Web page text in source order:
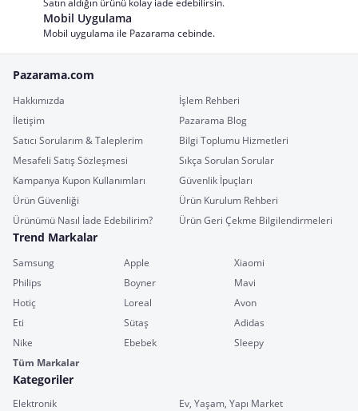
Satın aldığın ürünü kolay iade edebilirsin.
Mobil Uygulama
Mobil uygulama ile Pazarama cebinde.
Pazarama.com
Hakkımızda
İşlem Rehberi
İletişim
Pazarama Blog
Satıcı Sorularım & Taleplerim
Bilgi Toplumu Hizmetleri
Mesafeli Satış Sözleşmesi
Sıkça Sorulan Sorular
Kampanya Kupon Kullanımları
Güvenlik İpuçları
Ürün Güvenliği
Ürün Kurulum Rehberi
Ürünümü Nasıl İade Edebilirim?
Ürün Geri Çekme Bilgilendirmeleri
Trend Markalar
Samsung Apple
Xiaomi
Philips
Boyner
Mavi
Hotiç
Loreal
Avon
Eti
Sütaş
Adidas
Nike
Ebebek
Sleepy
Tüm Markalar
Kategoriler
Elektronik
Ev, Yaşam, Yapı Market